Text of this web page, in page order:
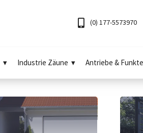
(0) 177-5573970
Industrie Zäune Antriebe &